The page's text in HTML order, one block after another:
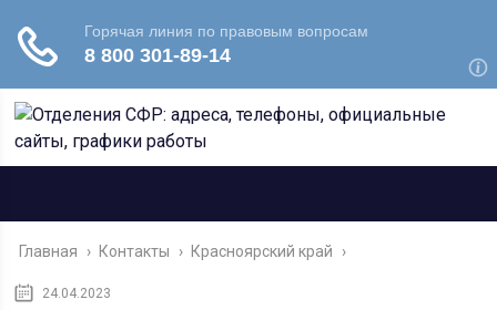
Главная › Контакты › Красноярский край ›
24.04.2023